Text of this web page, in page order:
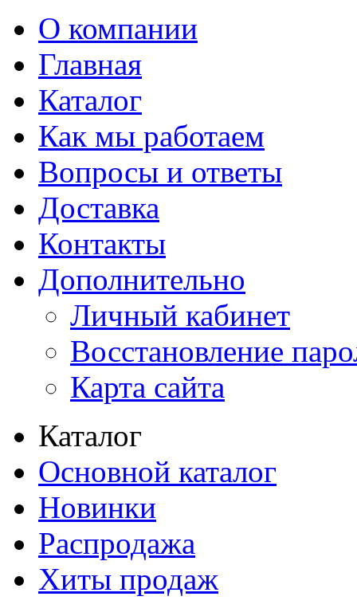
О компании
Главная
Каталог
Как мы работаем
Вопросы и ответы
Доставка
Контакты
Дополнительно
Личный кабинет
Восстановление
Карта сайта
Каталог
Основной каталог
Новинки
Распродажа
Хиты продаж